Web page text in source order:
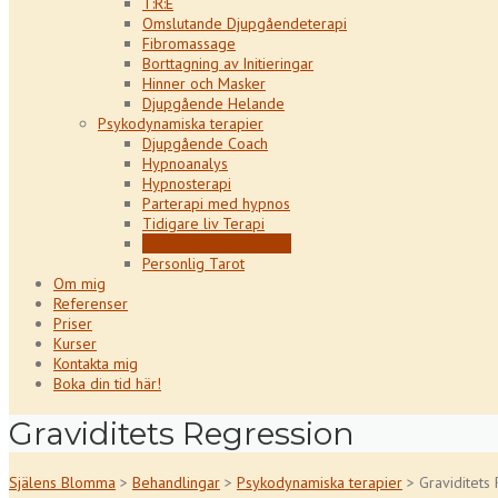
Omslutande Djupgåendeterapi
Fibromassage
Borttagning av Initieringar
Hinner och Masker
Djupgående Helande
Psykodynamiska terapier
Djupgående Coach
Hypnoanalys
Hypnosterapi
Parterapi med hypnos
Tidigare liv Terapi
Personlig Tarot
Om mig
Referenser
Priser
Kurser
Kontakta mig
Boka din tid här!
Graviditets Regression
Själens Blomma > Behandlingar > Psykodynamiska terapier > Graviditets